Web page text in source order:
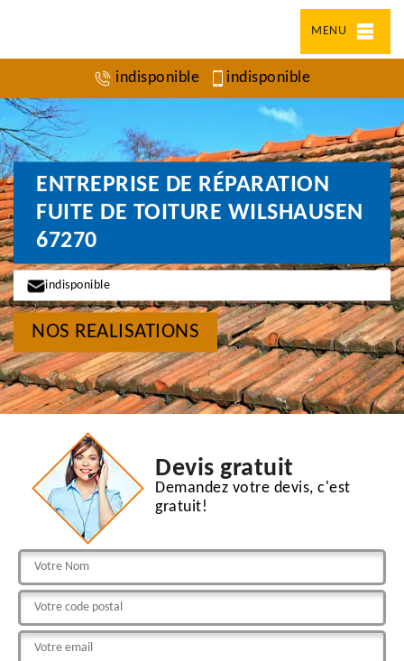
MENU
indisponible indisponible
ENTREPRISE DE RÉPARATION
FUITE DE TOITURE WILSHAUSEN
67270
indisponible
NOS REALISATIONS
Devis gratuit
Demandez votre devis, c'est
gratuit!